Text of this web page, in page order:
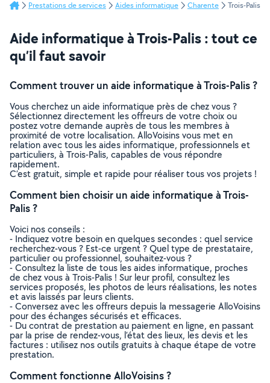
Prestations de services Aides informatique Charente Trois-Palis
Aide informatique à Trois-Palis : tout ce
qu’il faut savoir
Comment trouver un aide informatique à Trois-Palis ?
Vous cherchez un aide informatique près de chez vous ?
Sélectionnez directement les offreurs de votre choix ou
postez votre demande auprès de tous les membres à
proximité de votre localisation. AlloVoisins vous met en
relation avec tous les aides informatique, professionnels et
particuliers, à Trois-Palis, capables de vous répondre
rapidement.
C’est gratuit, simple et rapide pour réaliser tous vos projets !
Comment bien choisir un aide informatique à Trois-
Palis ?
Voici nos conseils :
- Indiquez votre besoin en quelques secondes : quel service
recherchez-vous ? Est-ce urgent ? Quel type de prestataire,
particulier ou professionnel, souhaitez-vous ?
- Consultez la liste de tous les aides informatique, proches
de chez vous à Trois-Palis ! Sur leur profil, consultez les
services proposés, les photos de leurs réalisations, les notes
et avis laissés par leurs clients.
- Conversez avec les offreurs depuis la messagerie AlloVoisins
pour des échanges sécurisés et efficaces.
- Du contrat de prestation au paiement en ligne, en passant
par la prise de rendez-vous, l’état des lieux, les devis et les
factures : utilisez nos outils gratuits à chaque étape de votre
prestation.
Comment fonctionne AlloVoisins ?